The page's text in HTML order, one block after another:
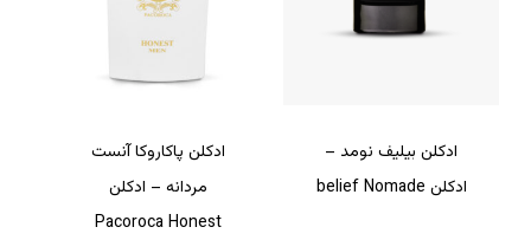
ادکلن بیلیف نومد –
ادکلن belief Nomade
ادکلن پاکاروکا آنست
مردانه – ادکلن
Pacoroca Honest